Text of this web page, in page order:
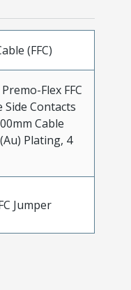
(FFC)
Flex FFC
Side Contacts
Cable
Plating, 4
Jumper